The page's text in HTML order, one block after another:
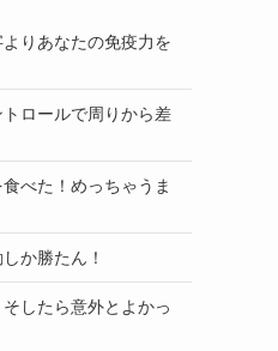
りあなたの免疫力を
ロールで周りから差
べた！めっちゃうま
か勝たん！
したら意外とよかっ